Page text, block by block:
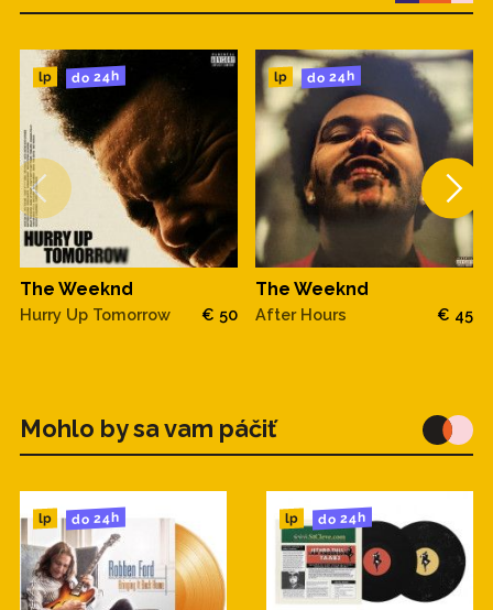
lp do 24h
The Weeknd
Hurry Up Tomorrow € 50
lp do 24h
The Weeknd
After Hours € 45
Mohlo by sa vam páčiť
lp do 24h lp do 24h